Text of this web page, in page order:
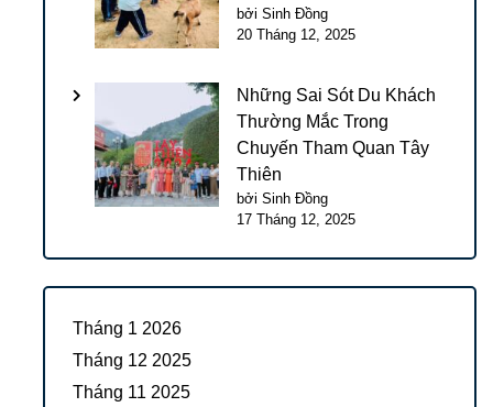
bởi Sinh Đồng
20 Tháng 12, 2025
Những Sai Sót Du Khách
Thường Mắc Trong
Chuyến Tham Quan Tây
Thiên
bởi Sinh Đồng
17 Tháng 12, 2025
Tháng 1 2026
Tháng 12 2025
Tháng 11 2025